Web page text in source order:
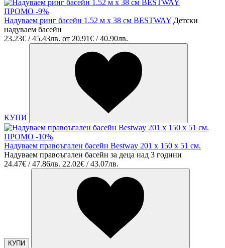
ПРОМО -9%
Надуваем ринг басейн 1.52 м х 38 см BESTWAY Детски
надуваем басейн
23.23€ / 45.43лв. от 20.91€ / 40.90лв.
КУПИ
ПРОМО -10%
Надуваем правоъгален басейн Bestway 201 х 150 х 51 см.
Надуваем правоъгален басейн за деца над 3 години
24.47€ / 47.86лв. 22.02€ / 43.07лв.
КУПИ